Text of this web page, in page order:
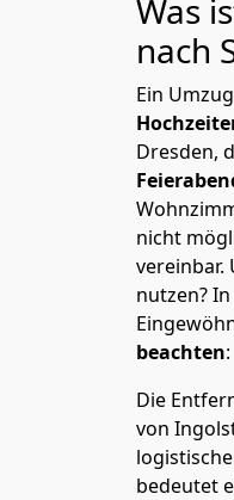
Was
nach
Ein
Dresden,
nicht
vereinbar.
nutzen?
beachten:
Die
von
bedeutet